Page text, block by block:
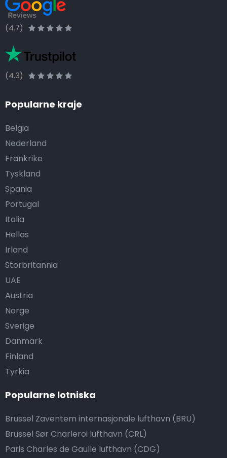
(4.7)
(4.3)
Popularne kraje
Belgia
Nederland
Frankrike
Tyskland
Spania
Portugal
Italia
Hellas
Irland
Storbritannia
UAE
Austria
Norge
Sverige
Danmark
Finland
Tyrkia
Popularne lotniska
Brussel Zaventem internasjonale lufthavn (BRU)
Brussel Sør Charleroi lufthavn (CRL)
Paris Charles de Gaulle lufthavn (CDG)